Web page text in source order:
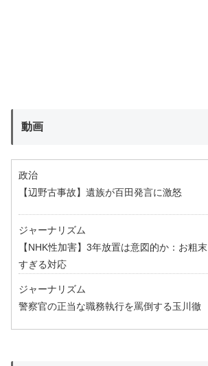
動画
政治
【辺野古事故】遺族が百田発言に激怒
ジャーナリズム
【NHK性加害】3年放置は意図的か：お粗末
すぎる対応
ジャーナリズム
警察官の正当な職務執行を罵倒する玉川徹